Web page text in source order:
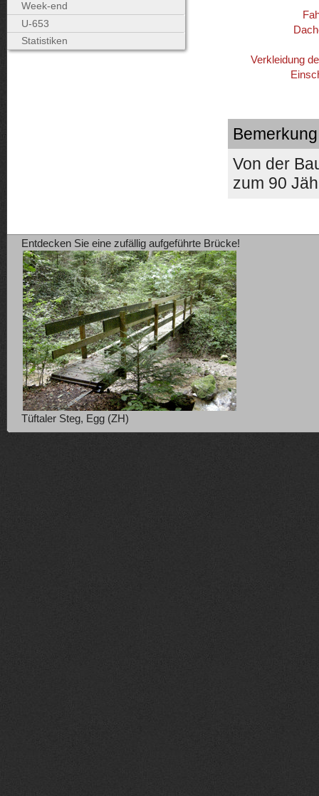
Verkleidung
Bemerkung
Von der
zum 90
Week-end
U-653
Statistiken
Entdecken Sie eine zufällig aufgeführte Brücke!
Tüftaler Steg, Egg (ZH)